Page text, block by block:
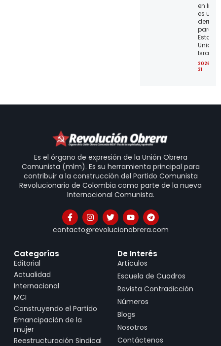
en Irán
es una
derrota
para
Unidos
Israel
2026-
31
Es el órgano de expresión de la Unión Obrera
Comunista (mlm). Es su herramienta principal para
contribuir a la construcción del Partido Comunista
Revolucionario de Colombia como parte de la nueva
Internacional Comunista.
contacto@revolucionobrera.com
Categorías
Editorial
Actualidad
Internacional
MCI
Construyendo el Partido
Emancipación de la
mujer
Reestructuración Sindical
De Interés
Artículos
Escuela de Cuadros
Revista Contradicción
Números
Blogs
Nosotros
Contáctenos